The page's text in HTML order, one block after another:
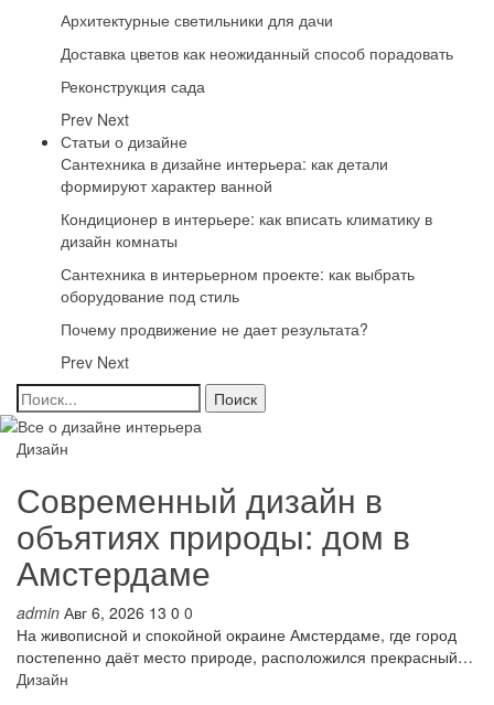
Архитектурные светильники для дачи
Доставка цветов как неожиданный способ порадовать
Реконструкция сада
Prev Next
Статьи о дизайне
Сантехника в дизайне интерьера: как детали
формируют характер ванной
Кондиционер в интерьере: как вписать климатику в
дизайн комнаты
Сантехника в интерьерном проекте: как выбрать
оборудование под стиль
Почему продвижение не дает результата?
Prev Next
Дизайн
Современный дизайн в
объятиях природы: дом в
Амстердаме
admin Авг 6, 2026 13 0 0
На живописной и спокойной окраине Амстердаме, где город
постепенно даёт место природе, расположился прекрасный…
Дизайн